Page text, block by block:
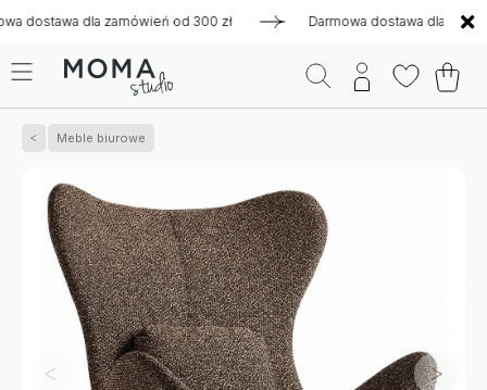
dla zamówień od 300 zł Darmowa dostawa dla
Meble biurowe